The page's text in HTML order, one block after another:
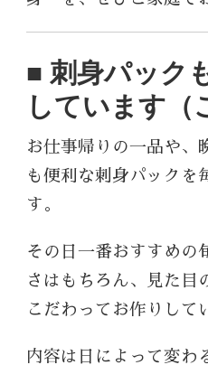
■ 刺身パック
しています（
お仕事帰りの一品や、
も便利な刺身パックを
す。
その日一番おすすめの
さはもちろん、見た目
こだわってお作りして
内容は日によって変わ